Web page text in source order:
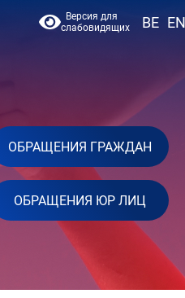
Версия для
слабовидящих
BE EN
ОБРАЩЕНИЯ ГРАЖДАН
ОБРАЩЕНИЯ ЮР ЛИЦ